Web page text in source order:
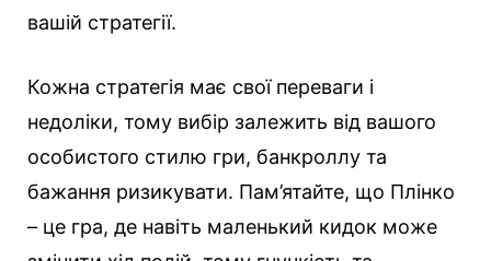
вашій стратегії.
Кожна стратегія має свої переваги і
недоліки, тому вибір залежить від вашого
особистого стилю гри, банкроллу та
бажання ризикувати. Пам’ятайте, що Плінко
– це гра, де навіть маленький кидок може